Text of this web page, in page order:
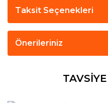
Taksit Seçenekleri
Önerileriniz